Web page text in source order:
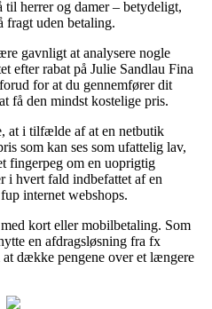
herrer og damer – betydeligt,
fragt uden betaling.
gavnligt at analysere nogle
efter rabat på Julie Sandlau Fina
for at du gennemfører dit
få den mindst kostelige pris.
at i tilfælde af at en netbutik
som kan ses som ufattelig lav,
fingerpeg om en uoprigtig
i hvert fald indbefattet af en
internet webshops.
kort eller mobilbetaling. Som
en afdragsløsning fra fx
dække pengene over et længere